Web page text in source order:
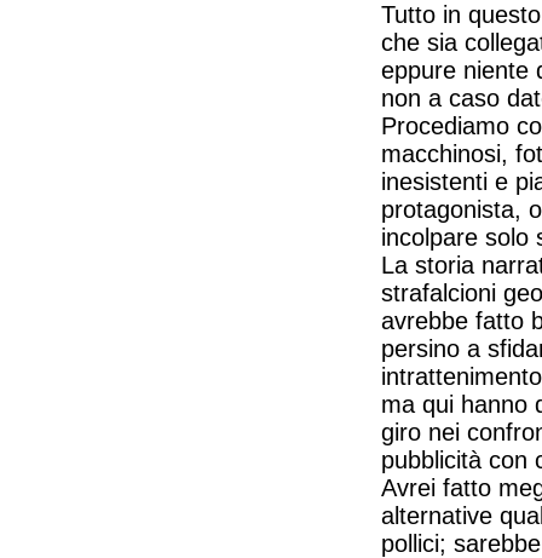
Tutto in
che sia
eppure niente
non a caso
Procediamo
macchinosi,
inesistenti e
protagonista,
incolpare solo
La storia
strafalcioni
avrebbe fatto
persino a
ma qui hanno
giro nei
pubblicità con
Avrei fatto
alternative
pollici;